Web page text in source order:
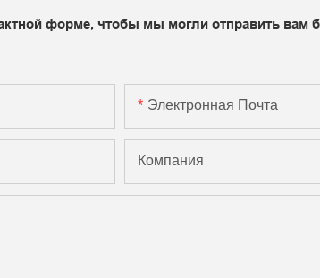
форме, чтобы мы могли отправить вам
Электронная Почта
Компания